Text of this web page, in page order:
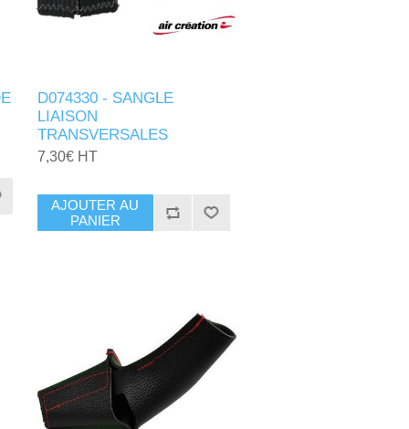
D074330 - SANGLE
LIAISON
TRANSVERSALES
7,30€ HT
AJOUTER AU
PANIER